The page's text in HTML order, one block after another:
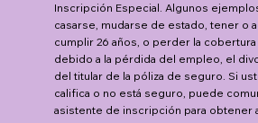
Inscripción Especial. Algunos
casarse, mudarse de estado, tener o
cumplir 26 años, o perder la
debido a la pérdida del empleo, el
del titular de la póliza de seguro. Si
califica o no está seguro, puede
asistente de inscripción para obtener